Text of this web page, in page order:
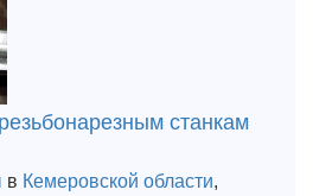
станкам
в Кемеровской области,